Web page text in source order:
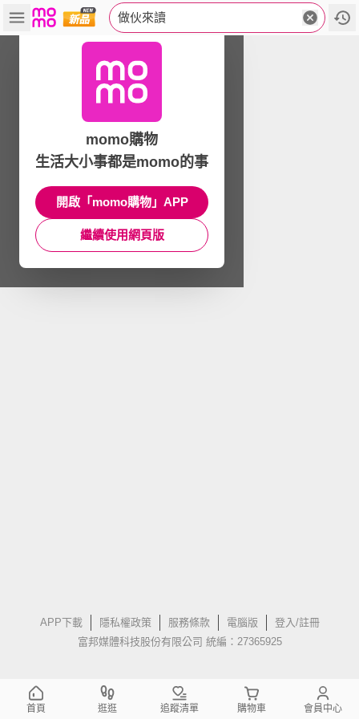
做伙來讀
APP下載 隱私權政策 服務條款 電腦版
登入/註冊
富邦媒體科技股份有限公司 統編：27365925
momo購物
生活大小事都是momo的事
開啟「momo購物」APP
繼續使用網頁版
首頁 逛逛 追蹤清單 購物車 會員中心